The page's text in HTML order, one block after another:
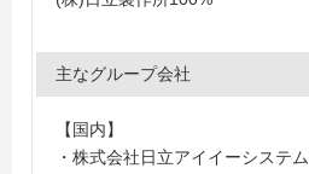
主なグループ会社
【国内】
・株式会社日立アイイーシステム